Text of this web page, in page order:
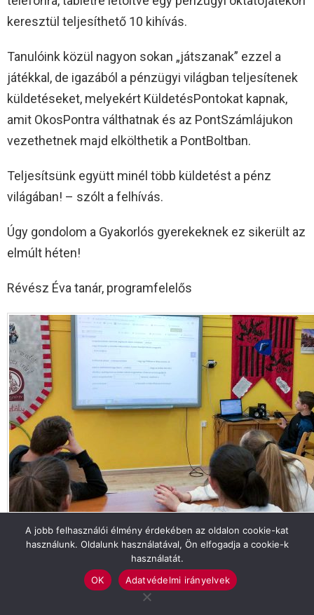
keresztül teljesíthető 10 kihívás.
Tanulóink közül nagyon sokan „játszanak” ezzel a
játékkal, de igazából a pénzügyi világban teljesítenek
küldetéseket, melyekért KüldetésPontokat kapnak,
amit OkosPontra válthatnak és az PontSzámlájukon
vezethetnek majd elkölthetik a PontBoltban.
Teljesítsünk együtt minél több küldetést a pénz
világában! – szólt a felhívás.
Úgy gondolom a Gyakorlós gyerekeknek ez sikerült az
elmúlt héten!
Révész Éva tanár, programfelelős
Tekintse meg galériánkat!
CÍMLAP GYAKORLÓ OKTATÁS SZARVAS
Previous article
7 sárga, 2 piros, 2 büntető mellett
A jobb felhasználói élmény érdekében az oldalon cookie-kat
használunk. Oldalunk használatával, Ön elfogadja a cookie-k
használatát.
OK
Adatvédelmi irányelvek